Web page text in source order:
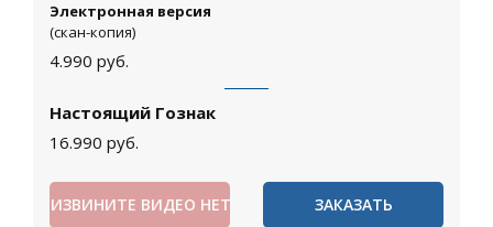
Электронная версия
(скан-копия)
4.990 руб.
Настоящий Гознак
16.990 руб.
ИЗВИНИТЕ ВИДЕО НЕТ ЗАКАЗАТЬ